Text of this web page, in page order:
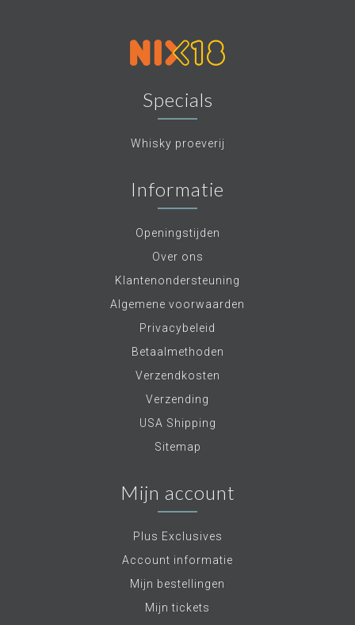
Specials
Whisky proeverij
Informatie
Openingstijden
Over ons
Klantenondersteuning
Algemene voorwaarden
Privacybeleid
Betaalmethoden
Verzendkosten
Verzending
USA Shipping
Sitemap
Mijn account
Plus Exclusives
Account informatie
Mijn bestellingen
Mijn tickets